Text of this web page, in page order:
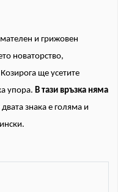
и грижовен
новаторство,
ще усетите
упора. В тази връзка няма
знака е голяма и